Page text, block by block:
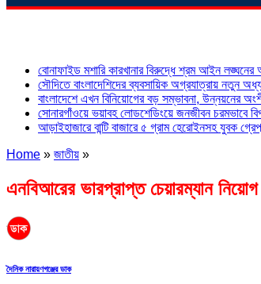
বোনাফাইড মশারি কারখানার বিরুদ্ধে শ্রম আইন
সৌদিতে বাংলাদেশিদের ব্যবসায়িক অগ্রযাত্রায় নতুন
বাংলাদেশে এখন বিনিয়োগের বড় সম্ভাবনা, উন্নয়নের
সোনারগাঁওয়ে ভয়াবহ লোডশেডিংয়ে জনজীবন চরমভাবে
আড়াইহাজারে বান্টি বাজারে ৫ গ্রাম হেরোইনসহ যুবক
Home » জাতীয় »
এনবিআরের ভারপ্রাপ্ত চেয়ারম্যান নিয়োগ
দৈনিক নারায়ণগঞ্জের ডাক